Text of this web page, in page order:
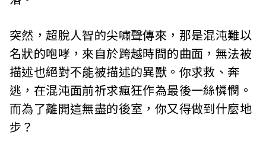
a
t
i
o
n
o
突然，超脫人智的尖嘯聲傳來，那是混沌難以
名狀的咆哮，來自於跨越時間的曲面，無法被
描述也絕對不能被描述的異獸。你求救、奔
逃，在混沌面前祈求瘋狂作為最後一絲憐憫。
而為了離開這無盡的後室，你又得做到什麼地
步？